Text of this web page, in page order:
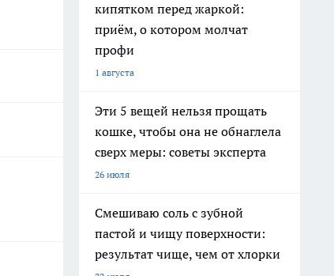
кипятком перед жаркой:
приём, о котором молчат
профи
1 августа
Эти 5 вещей нельзя прощать
кошке, чтобы она не обнаглела
сверх меры: советы эксперта
26 июля
Смешиваю соль с зубной
пастой и чищу поверхности:
результат чище, чем от хлорки